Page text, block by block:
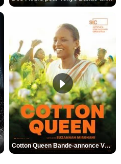
Cotton Queen Bande-annonce VO STFR